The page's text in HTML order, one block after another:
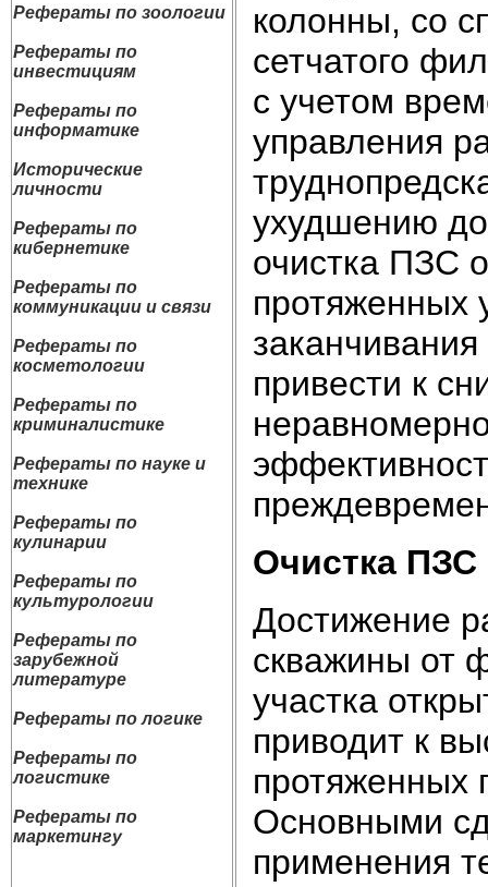
Рефераты по зоологии
Рефераты по
инвестициям
Рефераты по
информатике
Исторические
личности
Рефераты по
кибернетике
Рефераты по
коммуникации и связи
Рефераты по
косметологии
Рефераты по
криминалистике
Рефераты по науке и
технике
Рефераты по
кулинарии
Рефераты по
культурологии
Рефераты по
зарубежной
литературе
Рефераты по логике
Рефераты по
логистике
Рефераты по
маркетингу
колонны, со
сетчатого
с учетом
управления
ухудшению
очистка ПЗС
протяженных
привести к
Очистка ПЗС
Достижение
скважины от
участка
приводит к
протяженных
Основными
применения